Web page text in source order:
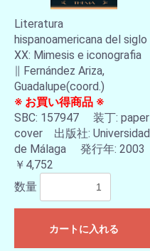
Literatura
hispanoamericana del siglo
XX: Mimesis e iconografia
∥ Fernández Ariza,
Guadalupe(coord.)
※ お買い得商品 ※
SBC: 157947 装丁: paper
cover 出版社: Universidad
de Málaga 発行年: 2003
￥4,752
数量
カートに入れる